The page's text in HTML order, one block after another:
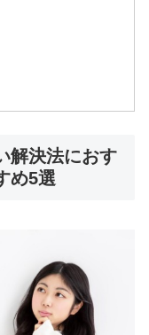
解決法におす
め5選